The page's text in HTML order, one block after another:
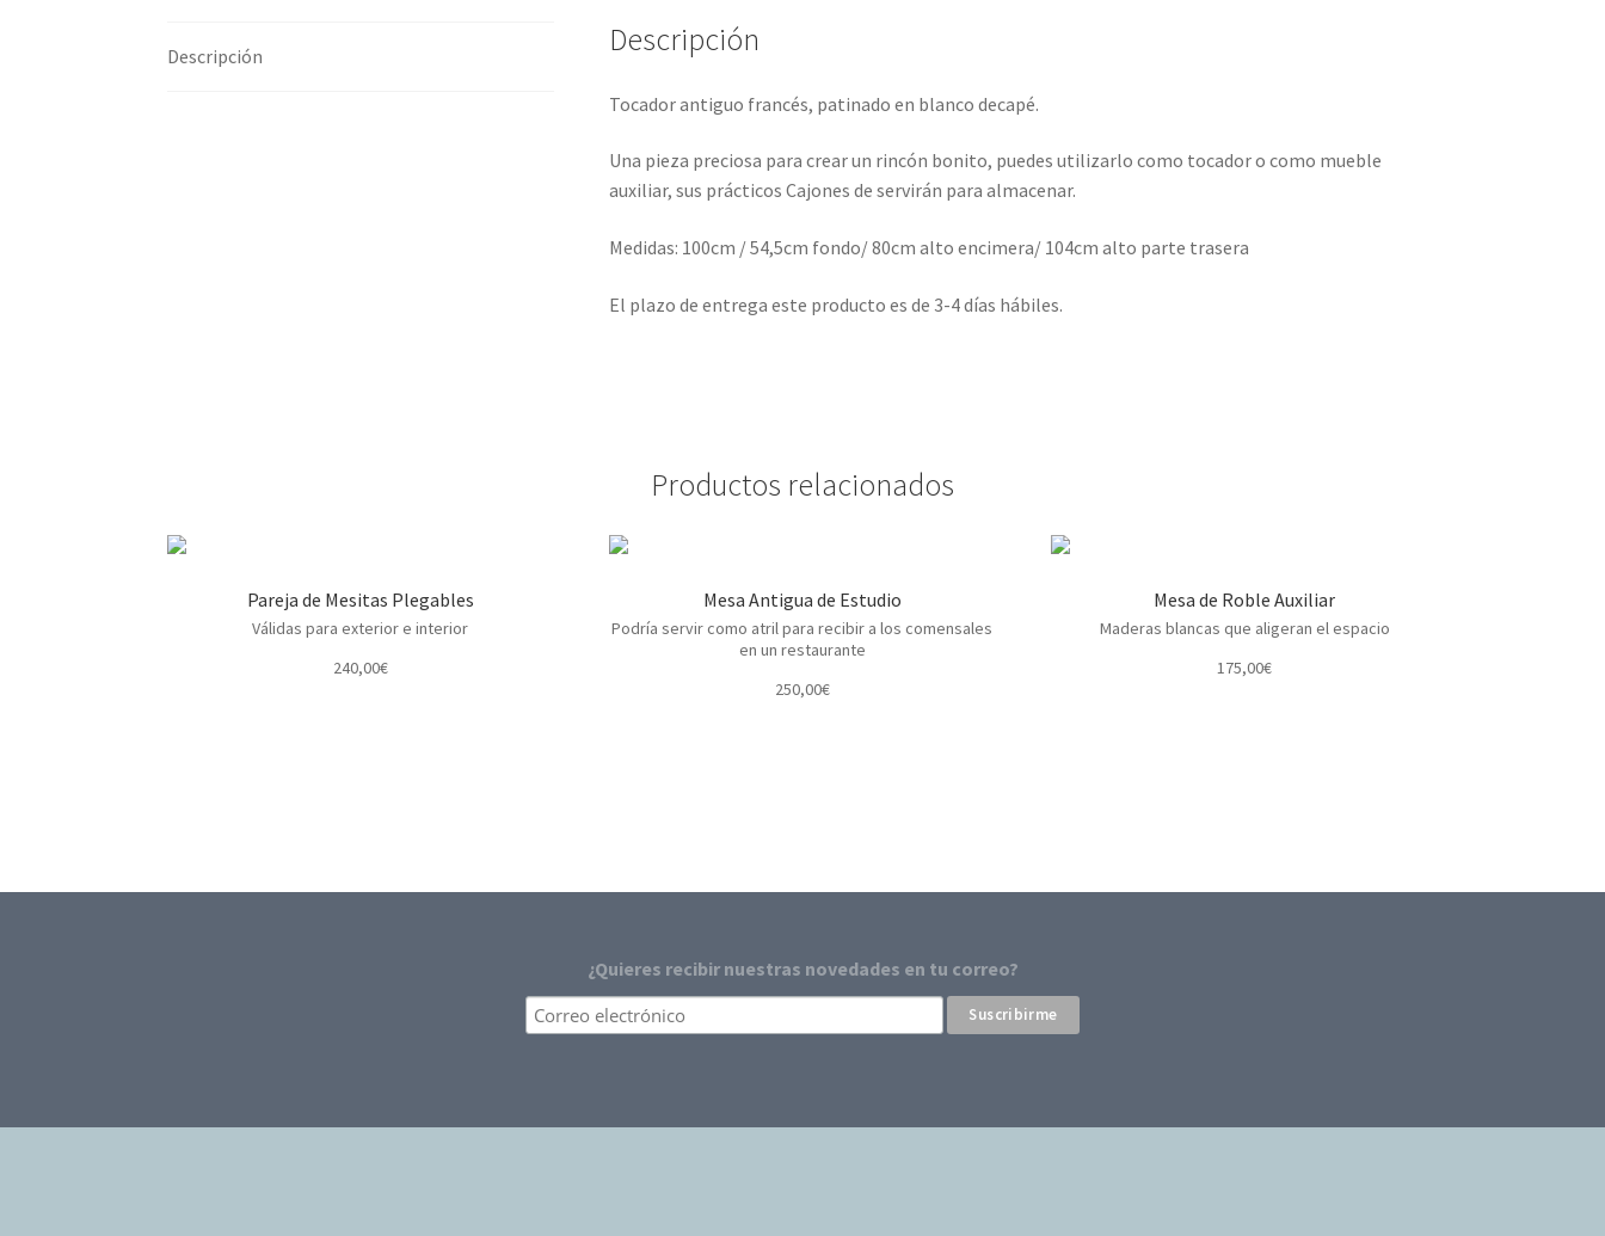
Descripción Descripción
Tocador antiguo francés, patinado en blanco decapé.
Una pieza preciosa para crear un rincón bonito, puedes utilizarlo como tocador o como mueble
auxiliar, sus prácticos Cajones de servirán para almacenar.
Medidas: 100cm / 54,5cm fondo/ 80cm alto encimera/ 104cm alto parte trasera
El plazo de entrega este producto es de 3-4 días hábiles.
Productos relacionados
Pareja de Mesitas Plegables
Válidas para exterior e interior
240,00€
Mesa Antigua de Estudio
Podría servir como atril para recibir a los comensales
en un restaurante
250,00€
Mesa de Roble Auxiliar
Maderas blancas que aligeran el espacio
175,00€
¿Quieres recibir nuestras novedades en tu correo?